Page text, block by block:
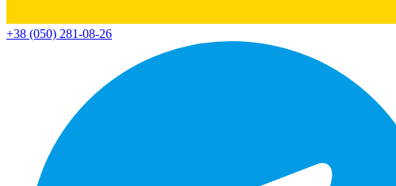
+38 (050) 281-08-26